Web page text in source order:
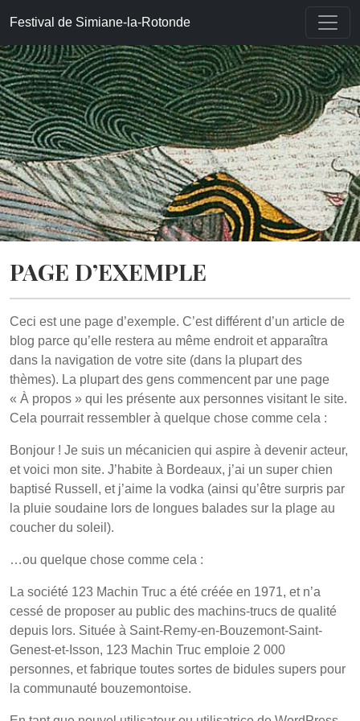
Festival de Simiane-la-Rotonde
PAGE D’EXEMPLE
Ceci est une page d’exemple. C’est différent d’un article de
blog parce qu’elle restera au même endroit et apparaîtra
dans la navigation de votre site (dans la plupart des
thèmes). La plupart des gens commencent par une page
« À propos » qui les présente aux personnes visitant le site.
Cela pourrait ressembler à quelque chose comme cela :
Bonjour ! Je suis un mécanicien qui aspire à devenir acteur,
et voici mon site. J’habite à Bordeaux, j’ai un super chien
baptisé Russell, et j’aime la vodka (ainsi qu’être surpris par
la pluie soudaine lors de longues balades sur la plage au
coucher du soleil).
…ou quelque chose comme cela :
La société 123 Machin Truc a été créée en 1971, et n’a
cessé de proposer au public des machins-trucs de qualité
depuis lors. Située à Saint-Remy-en-Bouzemont-Saint-
Genest-et-Isson, 123 Machin Truc emploie 2 000
personnes, et fabrique toutes sortes de bidules supers pour
la communauté bouzemontoise.